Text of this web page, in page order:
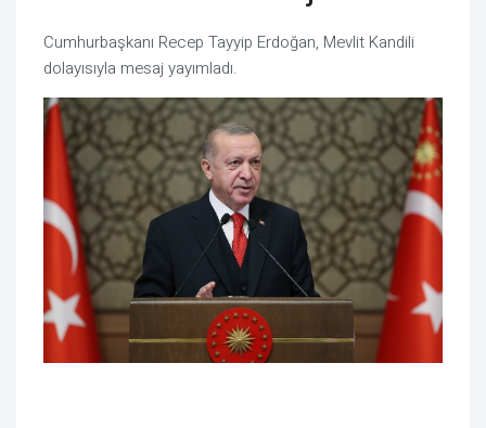
Cumhurbaşkanı Recep Tayyip Erdoğan, Mevlit Kandili
dolayısıyla mesaj yayımladı.